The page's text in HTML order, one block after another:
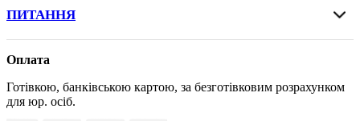
ПИТАННЯ
Оплата
Готівкою, банківською картою, за безготівковим розрахунком
для юр. осіб.